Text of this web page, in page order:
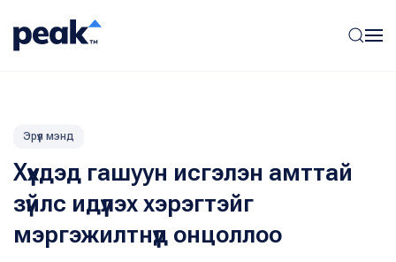
Эрүүл мэнд
Хүүхдэд гашуун исгэлэн амттай
зүйлс идүүлэх хэрэгтэйг
мэргэжилтнүүд онцоллоо